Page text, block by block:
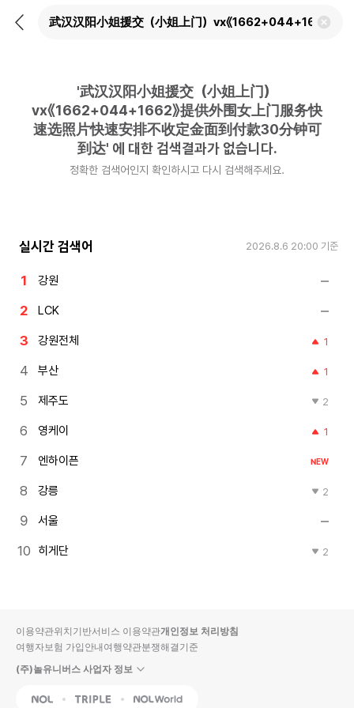
뒤
검
'武汉汉阳小姐援交（小姐上门）
vx《1662+044+1662》提供外围女上门服务快
速选照片快速安排不收定金面到付款30分钟可
到达' 에 대한 검색결과가 없습니다.
정확한 검색어인지 확인하시고 다시 검색해주세요.
실시간 검색어 2026.8.6 20:00 기준
강원
LCK
강원전체 1
부산 1
제주도 2
영케이 1
엔하이픈 NEW
강릉 2
서울
히게단 2
이용약관위치기반서비스 이용약관개인정보 처리방침
여행자보험 가입안내여행약관분쟁해결기준
(주)놀유니버스 사업자 정보
NOL Triple Interpark Global